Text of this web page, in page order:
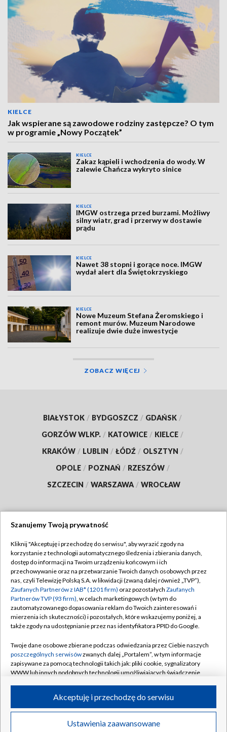
KIELCE
Jak wspierane są zawodowe rodziny zastępcze? O tym
w programie „Nowy Początek”
KIELCE
Zakaz kąpieli i wchodzenia do wody. W
zalewie Chańcza wykryto sinice
KIELCE
IMGW ostrzega przed burzami. Możliwy
silny wiatr, grad i przerwy w dostawie
prądu
KIELCE
Nawet 38 stopni i gorące noce. IMGW
wydał alert dla Świętokrzyskiego
KIELCE
Nowe Muzeum Stefana Żeromskiego i
remont murów. Muzeum Narodowe
realizuje dwie duże inwestycje
ZOBACZ WIĘCEJ
BIAŁYSTOK / BYDGOSZCZ / GDAŃSK /
GORZÓW WLKP. / KATOWICE / KIELCE /
KRAKÓW / LUBLIN / ŁÓDŹ / OLSZTYN /
OPOLE / POZNAŃ / RZESZÓW /
SZCZECIN / WARSZAWA / WROCŁAW
TVP
Abonament TVP
Emisja w TVP
Centrum informacji TVP
Naziemna Telewizja Cyfrowa
Rada Programowa
System NOS
Informacje o nadawcy
Program dla prasy
Regulamin TVP
Polityka prywatności
Moje zgody
Pomoc
Kontakt
Kanały
©2026 Telewizja Polska S.A. w likwidacji
Szanujemy Twoją prywatność
Kliknij "Akceptuję i przechodzę do serwisu", aby wyrazić zgody na
korzystanie z technologii automatycznego śledzenia i zbierania danych,
dostęp do informacji na Twoim urządzeniu końcowym i ich
przechowywanie oraz na przetwarzanie Twoich danych osobowych przez
nas, czyli Telewizję Polską S.A. w likwidacji (zwaną dalej również „TVP”),
Zaufanych Partnerów z IAB* (1201 firm) oraz pozostałych Zaufanych
Partnerów TVP (93 firm), w celach marketingowych (w tym do
zautomatyzowanego dopasowania reklam do Twoich zainteresowań i
mierzenia ich skuteczności) i pozostałych, które wskazujemy poniżej, a
także zgody na udostępnianie przez nas identyfikatora PPID do Google.
Twoje dane osobowe zbierane podczas odwiedzania przez Ciebie naszych
poszczególnych serwisówzwanych dalej „Portalem”, w tym informacje
zapisywane za pomocą technologii takich jak: pliki cookie, sygnalizatory
WWW lub innych podobnych technologii umożliwiających świadczenie
ruchu w Internecie.
Twoje dane osobowe zbierane podczas odwiedzania przez Ciebie
poszczególnych serwisówna Portalu, takie jak adresy IP, identyfikatory
Ustawienia zaawansowane
Akceptuję i przechodzę do serwisu